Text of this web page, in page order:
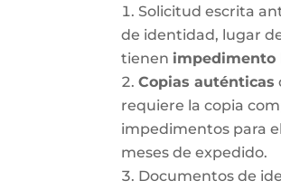
Solicitud escrita
de identidad, lugar
tienen impedimento
Copias auténticas
requiere la copia
impedimentos para
meses de expedido.
Documentos de